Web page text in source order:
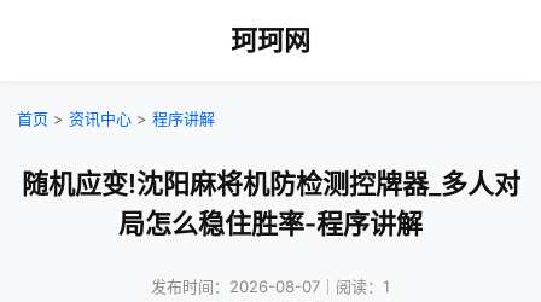
珂珂网
首页 > 资讯中心 > 程序讲解
随机应变!沈阳麻将机防检测控牌器_多人对
局怎么稳住胜率-程序讲解
发布时间：2026-08-07｜阅读：1